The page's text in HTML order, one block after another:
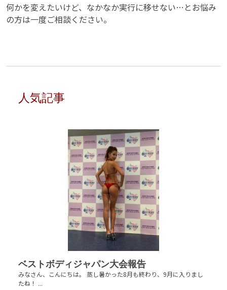
何かを変えたいけど、なかなか実行に移せない…とお悩み
の方は一度ご相談ください。
人気記事
ベストボディジャパン大会報告
みなさん、こんにちは。 蒸し暑かった8月も終わり、9月に入りまし
たね！ ...